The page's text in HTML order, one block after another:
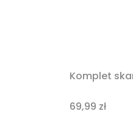
Komplet
Cena
69,99 zł